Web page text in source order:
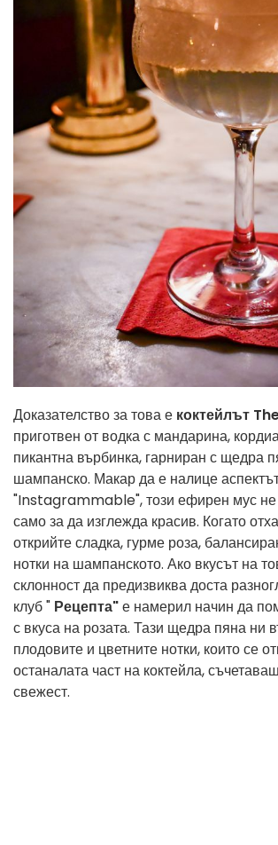
Доказателство за това е коктейлът
приготвен от водка с мандарина,
пикантна върбинка, гарниран с щедра
шампанско. Макар да е налице
"Instagrammable", този ефирен мус не
само за да изглежда красив. Когато
открийте сладка, гурме роза,
нотки на шампанското. Ако вкусът на
склонност да предизвиква доста
клуб " Рецепта"е намерил начин да
с вкуса на розата. Тази щедра пяна ни
плодовите и цветните нотки, които се
останалата част на коктейла,
свежест.